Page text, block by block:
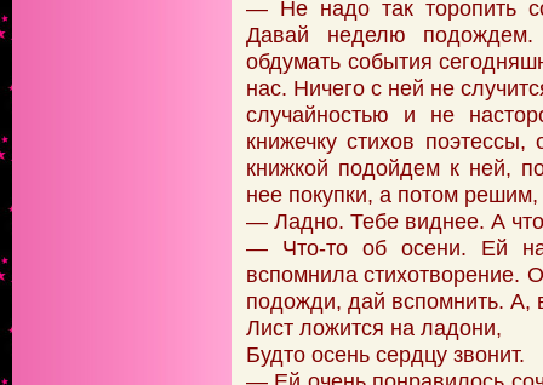
— Не надо так торопить
Давай неделю подождем.
обдумать события
нас. Ничего с ней не
случайностью и не
книжечку стихов
книжкой подойдем к ней,
нее покупки, а потом
— Ладно. Тебе виднее. А что
— Что-то об осени. Ей
вспомнила стихотворение.
подожди, дай вспомнить. А,
Лист ложится на ладони,
Будто осень сердцу звонит.